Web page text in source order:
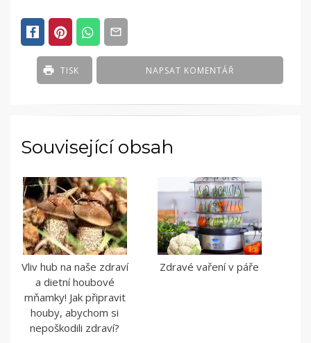
IN
ČLÁNKY
NAPSAT KOMENTÁŘ
TISK
Související obsah
Vliv hub na naše zdraví
a dietní houbové
mňamky! Jak připravit
houby, abychom si
nepoškodili zdraví?
Zdravé vaření v páře